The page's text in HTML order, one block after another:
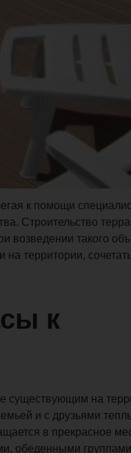
к помощи
Строительство
возведении такого
территории,
к
существующим на
и с друзьями
в прекрасное
обеденными